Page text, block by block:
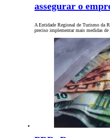
assegurar o
A Entidade Regional de Turismo da
preciso implementar mais medidas